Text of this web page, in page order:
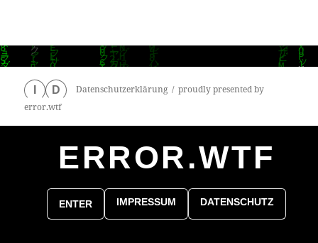
D Datenschutzerklärung
proudly presented by
error.wtf
ERROR.WTF
ENTER IMPRESSUM DATENSCHUTZ